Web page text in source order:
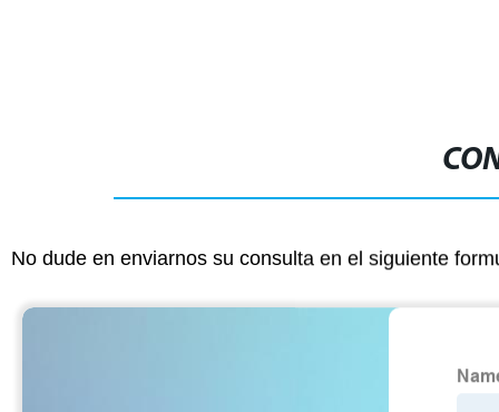
No dude en enviarnos su consulta en el siguiente